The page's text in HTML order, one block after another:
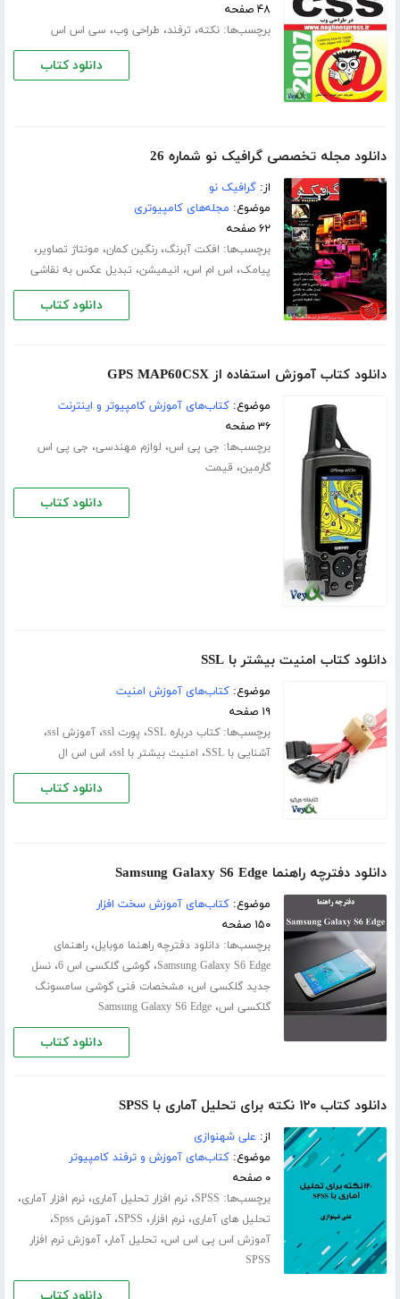
۴۸ صفحه
برچسب‌ها:نکته، ترفند، طراحی وب، سی اس اس
دانلود کتاب
دانلود مجله تخصصی گرافیک نو شماره 26
از:گرافیک نو
موضوع: مجله‌های کامپیوتری
۶۲ صفحه
برچسب‌ها: افکت آبرنگ،رنگین کمان، مونتاژ تصاویر،
پیامک، اس ام اس، انیمیشن، تبدیل عکس به نقاشی
دانلود کتاب
دانلود کتاب آموزش استفاده از GPS MAP60CSX
موضوع:کتاب‌های آموزش کامپیوتر و اینترنت
۳۶ صفحه
برچسب‌ها: جی پی اس، لوازم مهندسی، جی پی اس
گارمین، قیمت
دانلود کتاب
دانلود کتاب امنیت بیشتر با SSL
موضوع:کتاب‌های آموزش امنیت
۱۹ صفحه
برچسب‌ها:کتاب درباره SSL ، پورت ssl ،آموزش ssl ،
آشنایی با SSL ، امنیت بیشتر با ssl ، اس اس ال
دانلود کتاب
دانلود دفترچه راهنما Samsung Galaxy S6 Edge
موضوع:کتاب‌های آموزش سخت افزار
۱۵۰ صفحه
برچسب‌ها:دانلود دفترچه راهنما موبایل،راهنمای
Samsung Galaxy S6 Edge،گوشی گلکسی اس 6 ،نسل
جدید گلکسی اس، مشخصات فنی گوشی سامسونگ
گلکسی اس،Samsung Galaxy S6 Edge
دانلود کتاب
دانلود کتاب ۱۲۰ نکته برای تحلیل آماری با SPSS
از: علی شهنوازی
موضوع:کتاب‌های آموزش و ترفند کامپیوتر
۰ صفحه
برچسب‌ها: SPSS،نرم افزار تحلیل آماری،نرم افزار آماری،
تحلیل های آماری،نرم افزار، SPSS،آموزش Spss ،
آموزش اس پی اس اس، تحلیل آمار،آموزش نرم افزار
SPSS
دانلود کتاب